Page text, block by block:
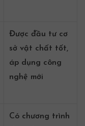
Được đầu tư cơ
sở vật chất tốt,
áp dụng công
nghệ mới
Có chương trình